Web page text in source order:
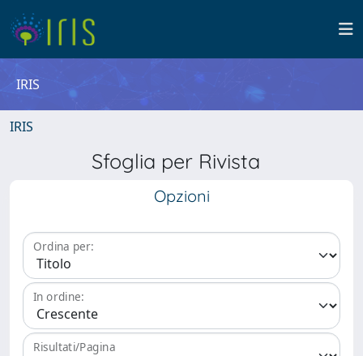
IRIS
IRIS
Sfoglia per Rivista
Opzioni
Ordina per:
In ordine:
Risultati/Pagina